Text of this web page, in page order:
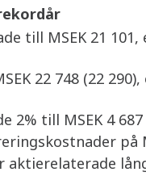
till MSEK 21
22 748 (22
2% till MSEK 4
på
aktierelaterade